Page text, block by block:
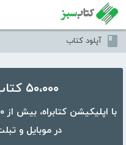
آپلود کتاب
۵۰،۰۰۰ کتاب در موبایل شما
در موبایل و